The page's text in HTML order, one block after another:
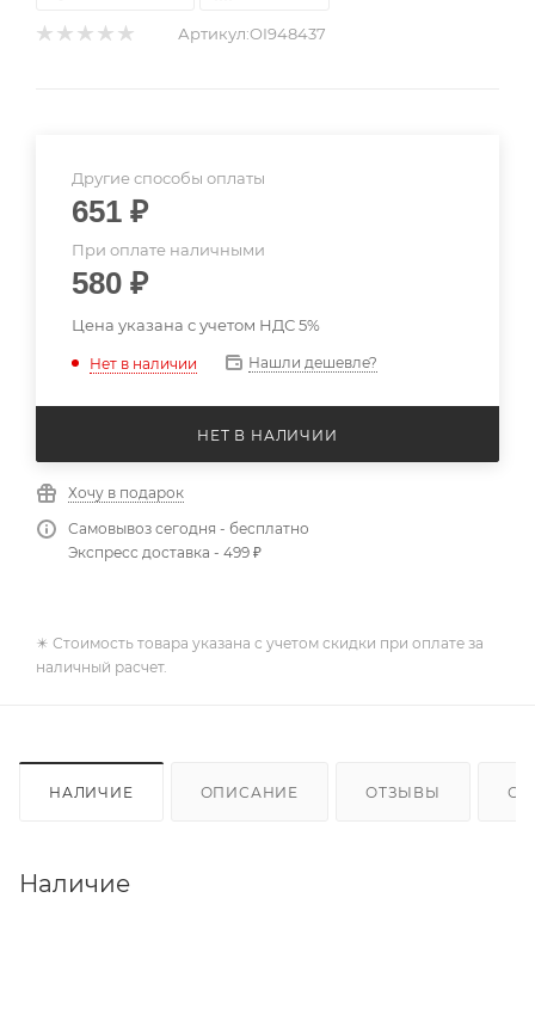
Артикул:OI948437
Другие способы оплаты
651 ₽
При оплате наличными
580 ₽
Цена указана с учетом НДС 5%
Нет в наличии Нашли дешевле?
НЕТ В НАЛИЧИИ
Хочу в подарок
Самовывоз сегодня - бесплатно
Экспресс доставка - 499 ₽
✴️ Стоимость товара указана с учетом скидки при оплате за
наличный расчет.
НАЛИЧИЕ ОПИСАНИЕ ОТЗЫВЫ
Наличие